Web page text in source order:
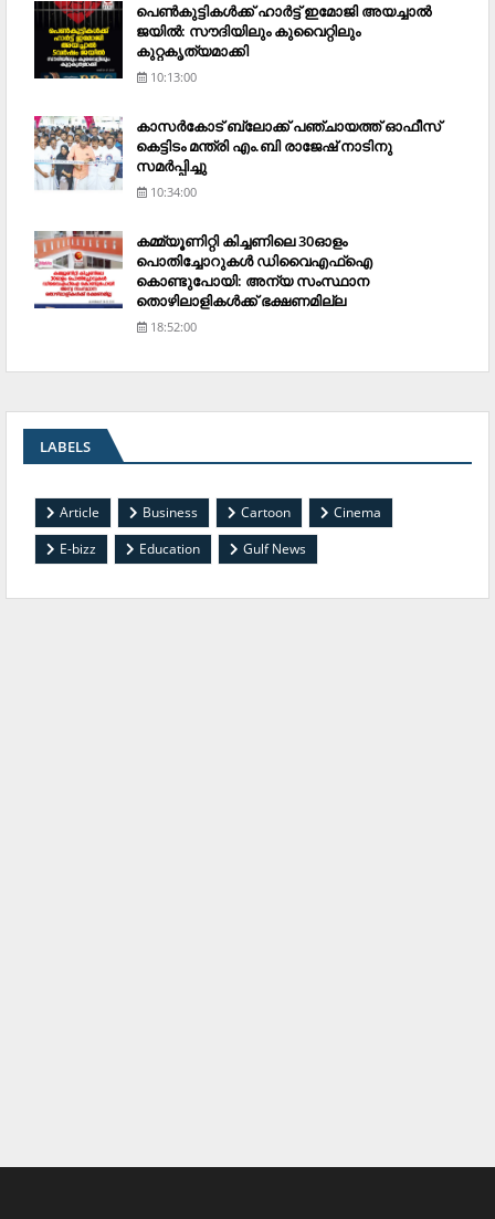
പെണ്‍കുട്ടികള്‍ക്ക് ഹാര്‍ട്ട് ഇമോജി അയച്ചാല്‍
ജയില്‍: സൗദിയിലും കുവൈറ്റിലും
കുറ്റകൃത്യമാക്കി
10:13:00
കാസര്‍കോട് ബ്ലോക്ക് പഞ്ചായത്ത് ഓഫീസ്
കെട്ടിടം മന്ത്രി എം.ബി രാജേഷ് നാടിനു
സമര്‍പ്പിച്ചു
10:34:00
കമ്മ്യൂണിറ്റി കിച്ചണിലെ 30ഓളം
പൊതിച്ചോറുകള്‍ ഡിവൈഎഫ്‌ഐ
കൊണ്ടുപോയി: അന്യ സംസ്ഥാന
തൊഴിലാളികള്‍ക്ക് ഭക്ഷണമില്ല
18:52:00
LABELS
Article Business Cartoon
Cinema
E-bizz
Education Gulf News